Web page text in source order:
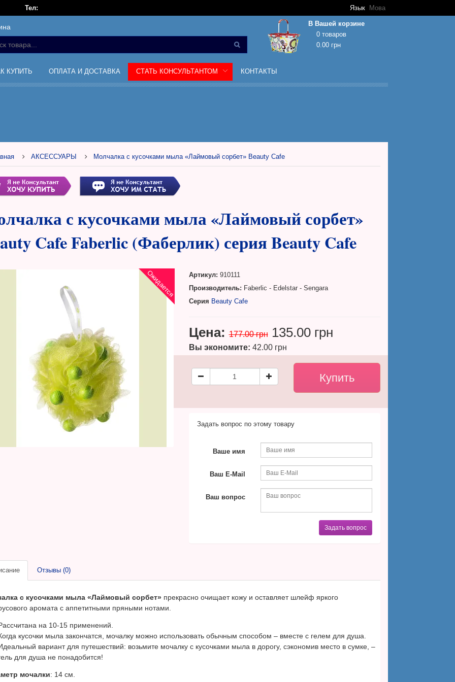
Язык Мова
Тел:
В Вашей корзине
0 товаров
0.00 грн
Корзина покупок пуста!
КУПИТЬ ОПЛАТА И ДОСТАВКА СТАТЬ КОНСУЛЬТАНТОМ КОНТАКТЫ
АКСЕССУАРЫ Молчалка с кусочками мыла «Лаймовый сорбет» Beauty Cafe
с кусочками мыла «Лаймовый сорбет»
Cafe Faberlic (Фаберлик) серия Beauty Cafe
Ожидается Артикул: 910111
Производитель: Faberlic - Edelstar - Sengara
Серия Beauty Cafe
Цена: 177.00 грн 135.00 грн
Вы экономите: 42.00 грн
Задать вопрос по этому товару
Ваше имя
Ваш E-Mail
Ваш вопрос
Задать вопрос
Отзывы (0)
с кусочками мыла «Лаймовый сорбет» прекрасно очищает кожу и оставляет шлейф яркого
аромата с аппетитными пряными нотами.
на 10-15 применений.
кусочки мыла закончатся, мочалку можно использовать обычным способом – вместе с гелем для душа.
вариант для путешествий: возьмите мочалку с кусочками мыла в дорогу, сэкономив место в сумке, –
для душа не понадобится!
мочалки: 14 см.